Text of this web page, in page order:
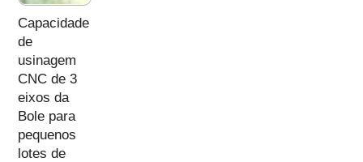
Capacidade
de
usinagem
CNC de 3
eixos da
Bole para
pequenos
lotes de